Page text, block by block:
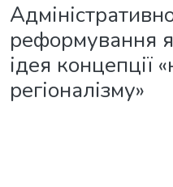
реформування
ідея концепції
регіоналізму»